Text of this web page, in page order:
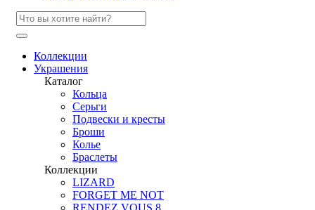
Коллекции
Украшения
Каталог
Кольца
Серьги
Подвески и кресты
Броши
Колье
Браслеты
Коллекции
LIZARD
FORGET ME NOT
RENDEZ VOUS 8